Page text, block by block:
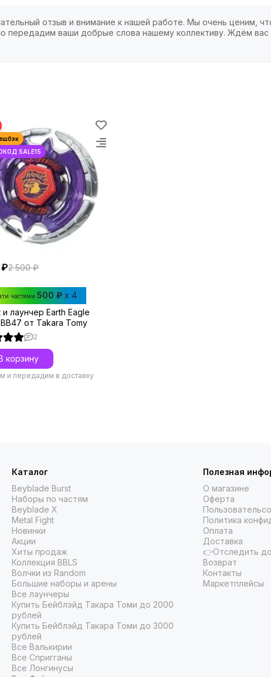
отзыв и внимание к нашей работе. Мы очень ценим,
передадим ваши добрые слова нашему коллективу. Ждём вас
2 500 ₽
частями 500 ₽ x 4
лаунчер Earth Eagle
от Takara Tomy
2
корзину
и передадим в доставку
Каталог
Beyblade Burst
Наборы по частям
Beyblade X
Metal Fight
Новинки
Акции
Хиты продаж
Коллекция BBLS
Волчки из Random
Большие наборы и арены
Все лаунчеры
Купить Бейблэйд Такара Томи до 2000
рублей
Купить Бейблэйд Такара Томи до 3000
рублей
Все Валькирии
Все Спригганы
Все Лонгинусы
Полезная
О магазине
Оферта
Политика
Оплата
Доставка
👉Отследить
Возврат
Контакты
Маркетплейсы